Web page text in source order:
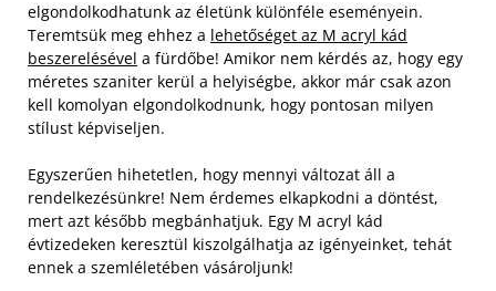
elgondolkodhatunk az életünk különféle eseményein.
Teremtsük meg ehhez a lehetőséget az M acryl kád
beszerelésével a fürdőbe! Amikor nem kérdés az, hogy egy
méretes szaniter kerül a helyiségbe, akkor már csak azon
kell komolyan elgondolkodnunk, hogy pontosan milyen
stílust képviseljen.
Egyszerűen hihetetlen, hogy mennyi változat áll a
rendelkezésünkre! Nem érdemes elkapkodni a döntést,
mert azt később megbánhatjuk. Egy M acryl kád
évtizedeken keresztül kiszolgálhatja az igényeinket, tehát
ennek a szemléletében vásároljunk!